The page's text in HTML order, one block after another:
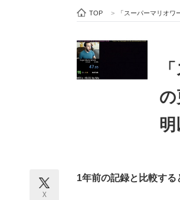
ITエンジニア向け専門サ
TOP > 「スーパーマリオワ
X
1年前の記録と比較する